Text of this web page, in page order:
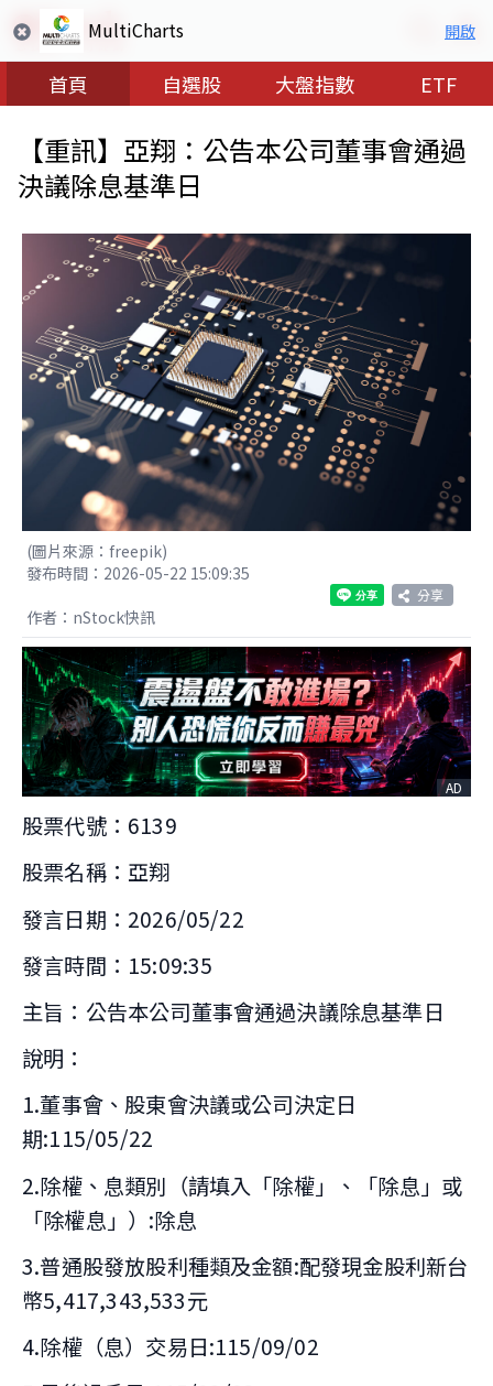
MultiCharts 開啟
首頁 自選股 大盤指數 ETF
【重訊】亞翔：公告本公司董事會通過
決議除息基準日
(圖片來源：freepik)
發布時間：2026-05-22 15:09:35
分享
作者：nStock快訊
AD
股票代號：6139
股票名稱：亞翔
發言日期：2026/05/22
發言時間：15:09:35
主旨：公告本公司董事會通過決議除息基準日
說明：
1.董事會、股東會決議或公司決定日
期:115/05/22
2.除權、息類別（請填入「除權」、「除息」或
「除權息」）:除息
3.普通股發放股利種類及金額:配發現金股利新台
幣5,417,343,533元
4.除權（息）交易日:115/09/02